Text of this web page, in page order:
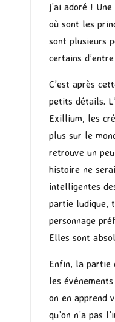
j’ai adoré !
où sont les
sont plusieurs
certains
C’est après
petits détails.
Exillium, les
plus sur le
retrouve un
histoire ne
intelligentes
partie ludique,
personnage
Elles sont
Enfin, la partie
les
on en apprend
qu’on n’a pas